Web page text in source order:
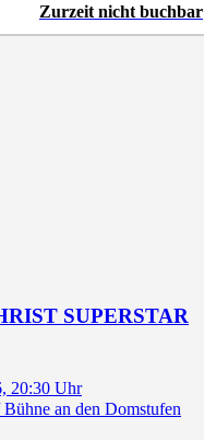
Zurzeit nicht buchbar
SUPERSTAR
20:30 Uhr
an den Domstufen